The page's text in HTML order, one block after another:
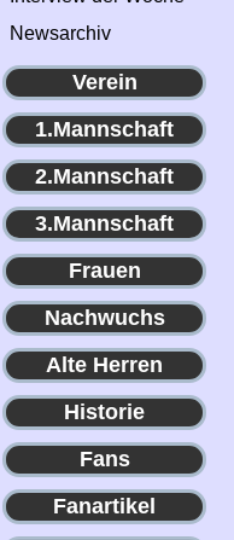
Newsarchiv
Verein
1.Mannschaft
2.Mannschaft
3.Mannschaft
Frauen
Nachwuchs
Alte Herren
Historie
Fans
Fanartikel